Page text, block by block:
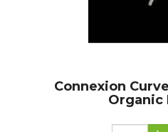
Connexion
Organic